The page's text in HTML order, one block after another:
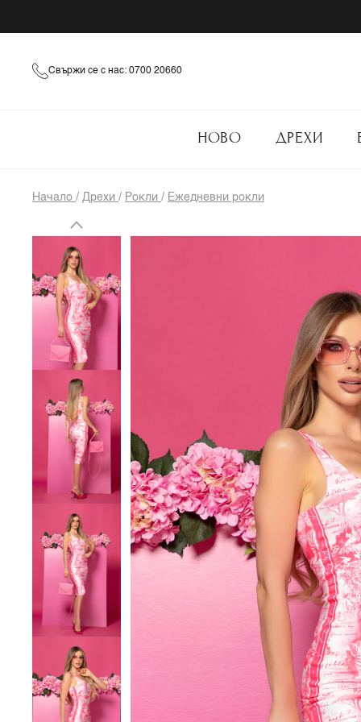
Свържи се с нас: 0700 20660
НОВО ДРЕХИ
Начало / Дрехи / Рокли / Ежедневни рокли